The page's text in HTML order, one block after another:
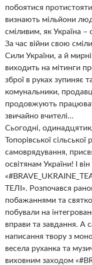
побоятися
визнають мільйони
сміливим, як Україна
За час війни свою
Сили України, а й
виходить на мітинги
зброї в руках зупиняє
комунальники,
продовжують
звичайно вчителі…
Сьогодні,
Топорівської
самоврядування,
освітянам України! І
ТЕЛІ». Розпочався
побажаннями та
побували на
вправи та завдання. А
написання твору з
весела руханка та
виховним заходом